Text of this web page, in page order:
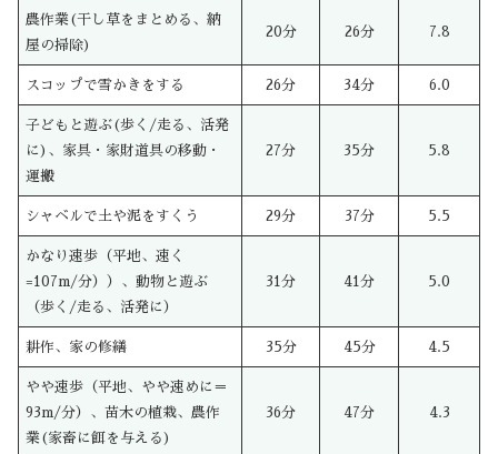
農作業(干し草をまとめる、納
屋の掃除)
20分 26分 7.8
スコップで雪かきをする 26分 34分 6.0
子どもと遊ぶ(歩く/走る、活発
に)、家具・家財道具の移動・
運搬
27分 35分 5.8
シャベルで土や泥をすくう 29分 37分 5.5
かなり速歩（平地、速く
=107m/分））、動物と遊ぶ
（歩く/走る、活発に）
31分 41分 5.0
耕作、家の修繕 35分 45分 4.5
やや速歩（平地、やや速めに＝
93m/分）、苗木の植栽、農作
業(家畜に餌を与える)
36分 47分 4.3